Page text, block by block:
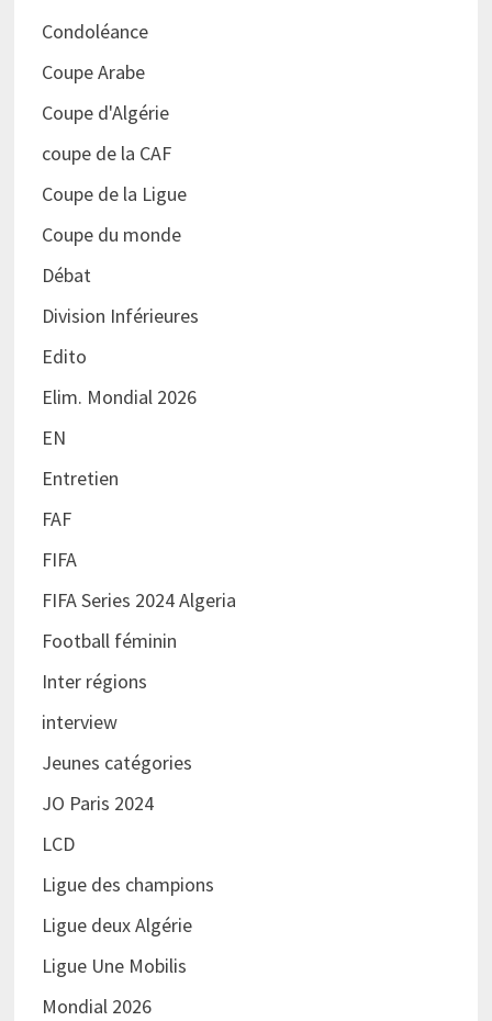
Condoléance
Coupe Arabe
Coupe d'Algérie
coupe de la CAF
Coupe de la Ligue
Coupe du monde
Débat
Division Inférieures
Edito
Elim. Mondial 2026
EN
Entretien
FAF
FIFA
FIFA Series 2024 Algeria
Football féminin
Inter régions
interview
Jeunes catégories
JO Paris 2024
LCD
Ligue des champions
Ligue deux Algérie
Ligue Une Mobilis
Mondial 2026